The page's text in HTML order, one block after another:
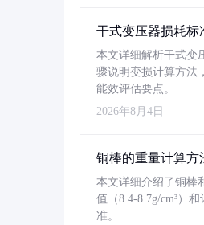
干式变压器损耗标
本文详细解析干式变
骤说明变损计算方法
能效评估要点。
2026年8月4日
铜棒的重量计算方
本文详细介绍了铜棒
值（8.4-8.7g/cm³）
准。